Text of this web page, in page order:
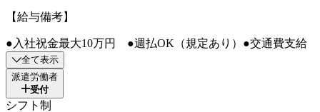
【給与備考】
●入社祝金最大10万円 ●週払OK（規定あり）●交通費支給
全て表示
派遣労働者
受付
シフト制